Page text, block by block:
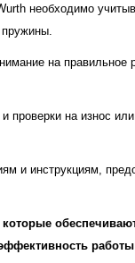
необходимо
на
проверки на износ
и инструкциям,